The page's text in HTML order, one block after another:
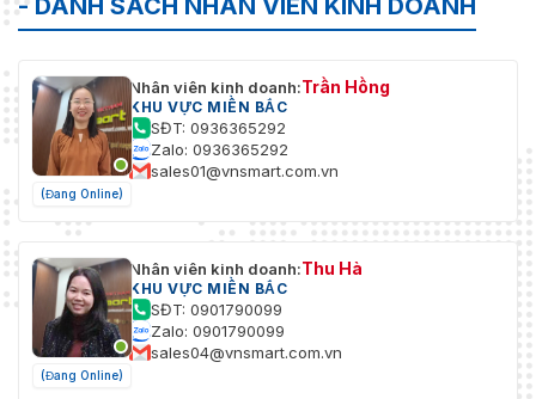
- DANH SÁCH NHÂN VIÊN KINH DOANH
(Đang Online)
Nhân viên kinh doanh:Trần Hồng
KHU VỰC MIỀN BẮC
SĐT: 0936365292
Zalo: 0936365292
sales01@vnsmart.com.vn
(Đang Online)
Nhân viên kinh doanh:Thu Hà
KHU VỰC MIỀN BẮC
SĐT: 0901790099
Zalo: 0901790099
sales04@vnsmart.com.vn